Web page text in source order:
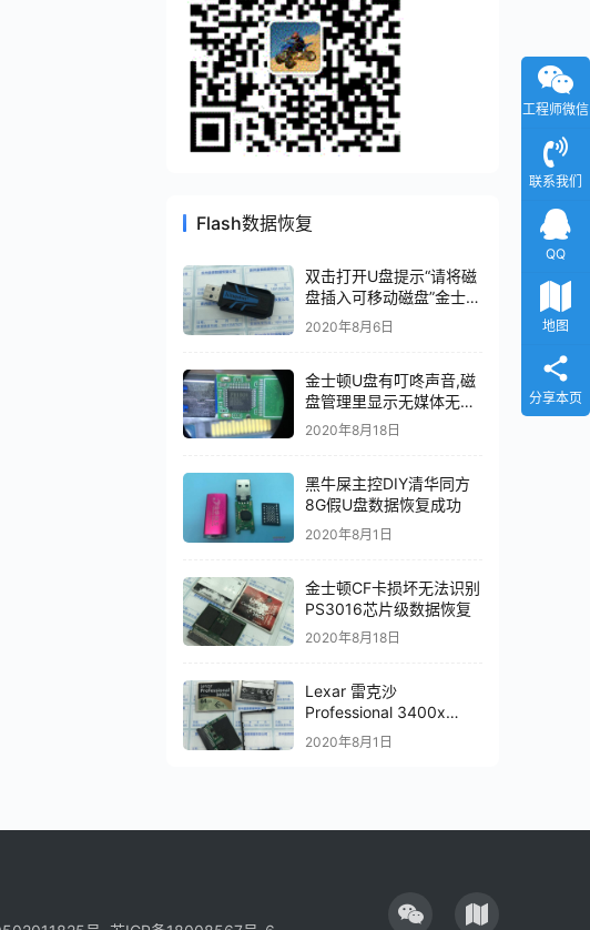
Flash数据恢复
双击打开U盘提示“请将磁
盘插入可移动磁盘”金士顿
DTR30G2主控型号
PS2251-07-V数据恢复成
2020年8月6日
金士顿U盘有叮咚声音,磁
盘管理里显示无媒体无法
识别主控PS2251-07-V
2020年8月18日
黑牛屎主控DIY清华同方
8G假U盘数据恢复成功
2020年8月1日
金士顿CF卡损坏无法识别
PS3016芯片级数据恢复
2020年8月18日
Lexar 雷克沙
Professional 3400x
CFast 2.0损坏无法识别
数据恢复成功
2020年8月1日
工程师微信
联系我们
QQ
地图
分享本页